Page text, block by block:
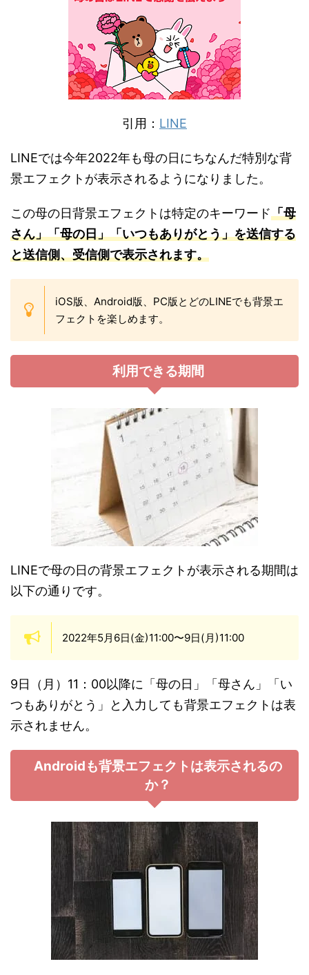
引用： LINE
LINEでは今年2022年も母の日にちなんだ特別な背
景エフェクトが表示されるようになりました。
この母の日背景エフェクトは特定のキーワード「母
さん」「母の日」「いつもありがとう」を送信する
と送信側、受信側で表示されます。
iOS版、Android版、PC版とどのLINEでも背景エ
フェクトを楽しめます。
利用できる期間
LINEで母の日の背景エフェクトが表示される期間は
以下の通りです。
2022年5月6日(金)11:00〜9日(月)11:00
9日（月）11：00以降に「母の日」「母さん」「い
つもありがとう」と入力しても背景エフェクトは表
示されません。
Androidも背景エフェクトは表示されるの
か？